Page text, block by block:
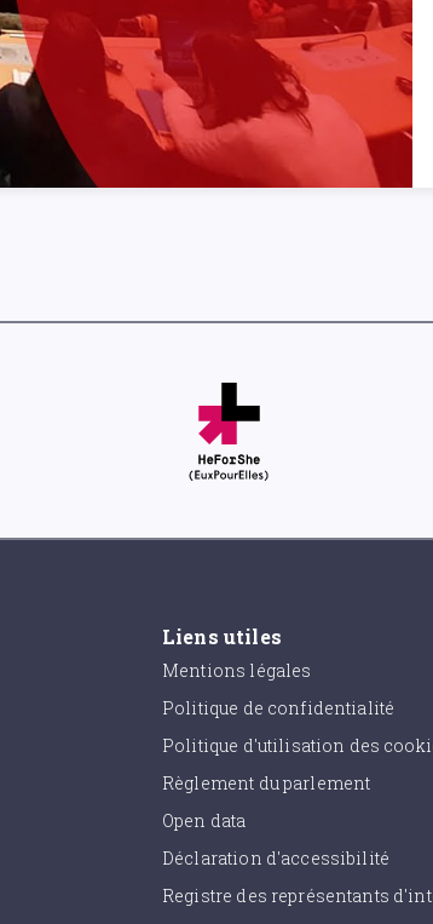
Liens utiles
Mentions légales
Politique de confidentialité
Politique d'utilisation des
Règlement du parlement
Open data
Déclaration d'accessibilité
Registre des représentants